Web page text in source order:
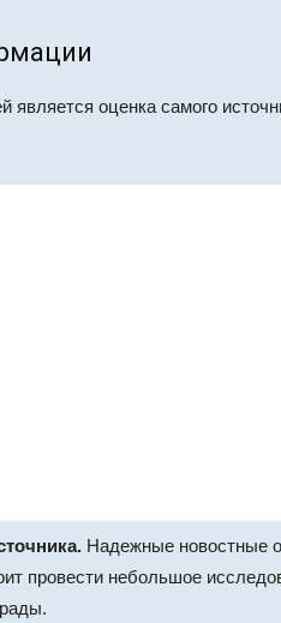
оценка самого
Надежные новостные
провести небольшое